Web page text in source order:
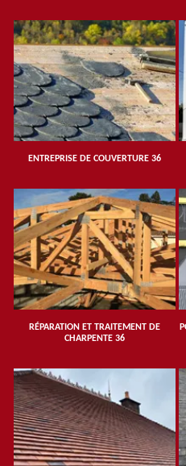
ENTREPRISE DE COUVERTURE 36
RÉPARATION ET TRAITEMENT DE
CHARPENTE 36